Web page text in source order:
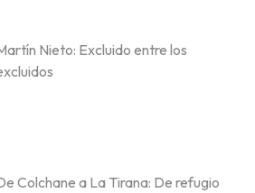
Nieto: Excluido entre los
Colchane a La Tirana: De refugio